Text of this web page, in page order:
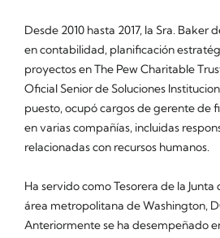
Desde 2010 hasta 2017, la Sra. Baker
en contabilidad, planificación
proyectos en The Pew Charitable
Oficial Senior de Soluciones
puesto, ocupó cargos de gerente de
en varias compañías, incluidas
relacionadas con recursos humanos.
Ha servido como Tesorera de la Junta
área metropolitana de Washington,
Anteriormente se ha desempeñado